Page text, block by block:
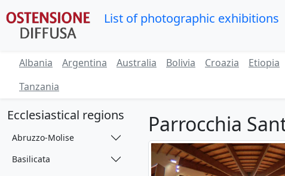
List of photographic exhibitions
Albania Argentina Australia Bolivia Croazia Etiopia
Tanzania
Ecclesiastical regions
Abruzzo-Molise
Basilicata
Parrocchia